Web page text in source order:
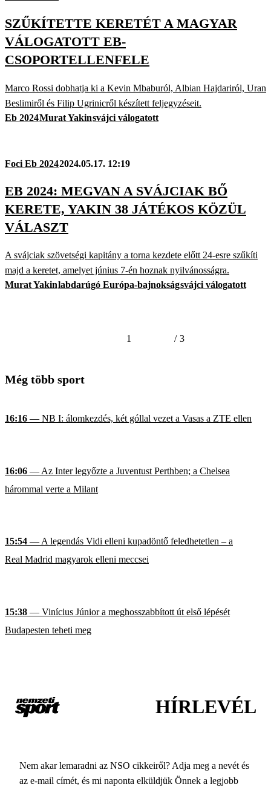
SZŰKÍTETTE KERETÉT A MAGYAR
VÁLOGATOTT EB-
CSOPORTELLENFELE
Marco Rossi dobhatja ki a Kevin Mbaburól, Albian Hajdariról, Uran
Beslimiről és Filip Ugrinicről készített feljegyzéseit.
Eb 2024Murat Yakinsvájci válogatott
Foci Eb 20242024.05.17. 12:19
EB 2024: MEGVAN A SVÁJCIAK BŐ
KERETE, YAKIN 38 JÁTÉKOS KÖZÜL
VÁLASZT
A svájciak szövetségi kapitány a torna kezdete előtt 24-esre szűkíti
majd a keretet, amelyet június 7-én hoznak nyilvánosságra.
Murat Yakinlabdarúgó Európa-bajnokságsvájci válogatott
1 / 3
Még több sport
16:16 — NB I: álomkezdés, két góllal vezet a Vasas a ZTE ellen
16:06 — Az Inter legyőzte a Juventust Perthben; a Chelsea
hárommal verte a Milant
15:54 — A legendás Vidi elleni kupadöntő feledhetetlen – a
Real Madrid magyarok elleni meccsei
15:38 — Vinícius Júnior a meghosszabbított út első lépését
Budapesten teheti meg
HÍRLEVÉL
Nem akar lemaradni az NSO cikkeiről? Adja meg a nevét és
az e-mail címét, és mi naponta elküldjük Önnek a legjobb